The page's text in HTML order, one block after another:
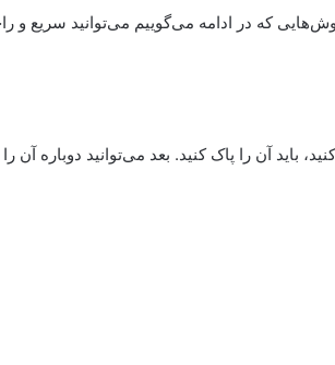
که در ادامه می‌گوییم می‌توانید سریع و
باید آن را پاک کنید. بعد می‌توانید دوباره آن